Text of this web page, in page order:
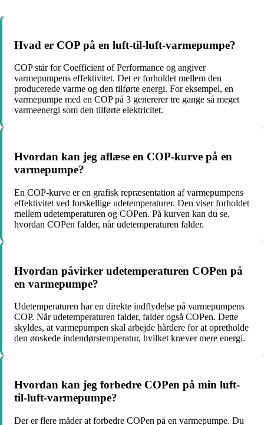
Hvad er COP på en luft-til-luft-varmepumpe?
COP står for Coefficient of Performance og angiver
varmepumpens effektivitet. Det er forholdet mellem den
producerede varme og den tilførte energi. For eksempel, en
varmepumpe med en COP på 3 genererer tre gange så meget
varmeenergi som den tilførte elektricitet.
Hvordan kan jeg aflæse en COP-kurve på en
varmepumpe?
En COP-kurve er en grafisk repræsentation af varmepumpens
effektivitet ved forskellige udetemperaturer. Den viser forholdet
mellem udetemperaturen og COPen. På kurven kan du se,
hvordan COPen falder, når udetemperaturen falder.
Hvordan påvirker udetemperaturen COPen på
en varmepumpe?
Udetemperaturen har en direkte indflydelse på varmepumpens
COP. Når udetemperaturen falder, falder også COPen. Dette
skyldes, at varmepumpen skal arbejde hårdere for at opretholde
den ønskede indendørstemperatur, hvilket kræver mere energi.
Hvordan kan jeg forbedre COPen på min luft-
til-luft-varmepumpe?
Der er flere måder at forbedre COPen på en varmepumpe. Du